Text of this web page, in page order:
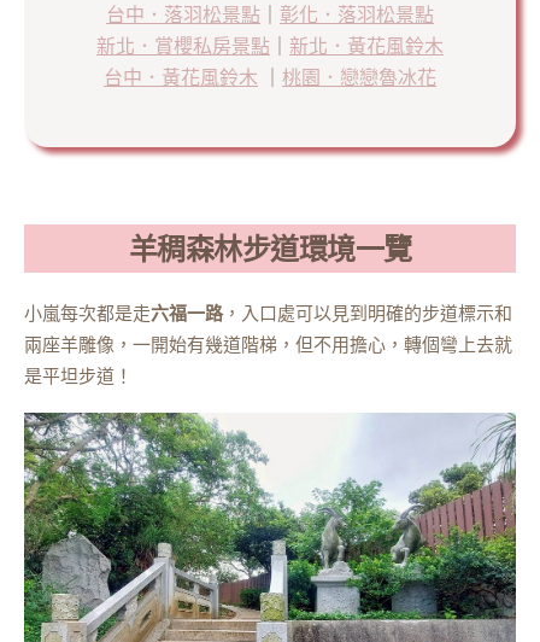
台中．落羽松景點
彰化．落羽松景點
新北．賞櫻私房景點
新北．黃花風鈴木
台中．黃花風鈴木
桃園．戀戀魯冰花
羊稠森林步道環境一覽
小嵐每次都是走六福一路，入口處可以見到明確的步道標示和
兩座羊雕像，一開始有幾道階梯，但不用擔心，轉個彎上去就
是平坦步道！